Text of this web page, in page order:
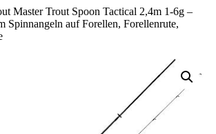
Master Trout Spoon Tactical 2,4m 1-6g –
Spinnangeln auf Forellen, Forellenrute,